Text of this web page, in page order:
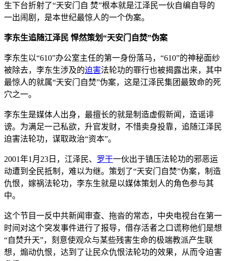
生下台折射了“天安门自 焚”根本就是江泽民一伙自编自导的
一出闹剧，是本世纪最惊人的一个伪案。
李东生追随江泽民 悍然策划“天安门自焚”伪案
李东生以“610”办公室主任的第一身份落马，“610”的神秘面纱
被除去，李东生涉及的迫害法轮功的罪行也被揭露出来，其中
最惊人的就属“天安门自焚”伪案，这是江泽民集团最致命的死
穴之一。
李东生是媒体人出身，最擅长的就是制造虚假新闻，造谣诽
谤。为满足一己私欲，升官发财，不惜卖身投靠，追随江泽民
迫害法轮功，谋取政治“资本”。
2001年1月23日，江泽民、 罗干一伙出于镇压法轮功的邪恶运
动遭到全民抵制，难以为继。策划了“天安门自焚”伪案，制造
仇恨，嫁祸法轮功，李东生就是以媒体策划人的角色参与其
中。
这个节目一反中共新闻审查、拖沓的常态，中央电视台在第一
时间对这个突发事件进行了报导，借存活者之口谎称他们是想
“自焚升天”，刻意使观众与某些残害生命的极端教派产生联
想，煽动仇恨，达到了让民众仇恨法轮功的效果，从而令迫害